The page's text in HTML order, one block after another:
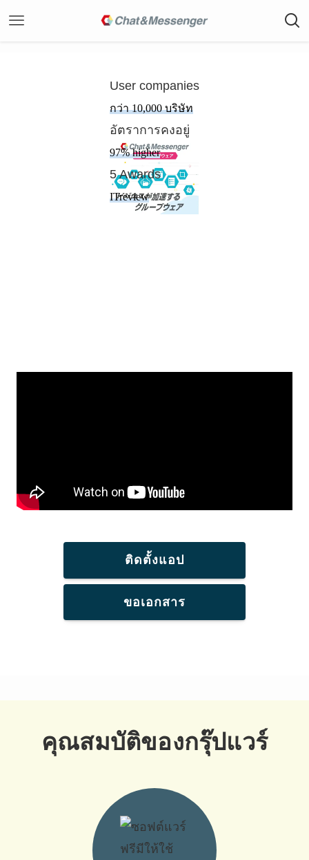
User companies
กว่า 10,000 บริษัท
อัตราการคงอยู่
97% higher
5 Awards
ITreview
ติดตั้งแอป
ขอเอกสาร
คุณสมบัติของกรุ๊ปแวร์